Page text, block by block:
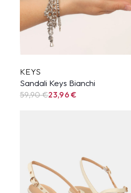
KEYS
Sandali Keys Bianchi
59,90€23,96€